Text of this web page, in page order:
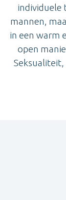
individuele
mannen,
in een warm
open